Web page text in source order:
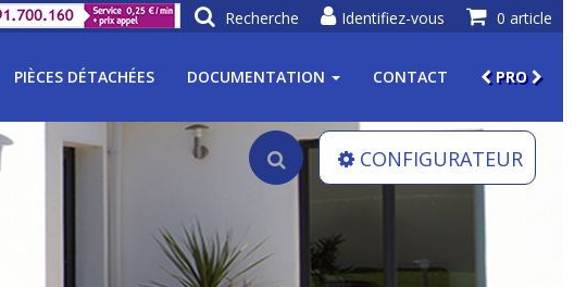
0 article
Identifiez-vous
Recherche
PIÈCES DÉTACHÉES DOCUMENTATION CONTACT PRO
CONFIGURATEUR